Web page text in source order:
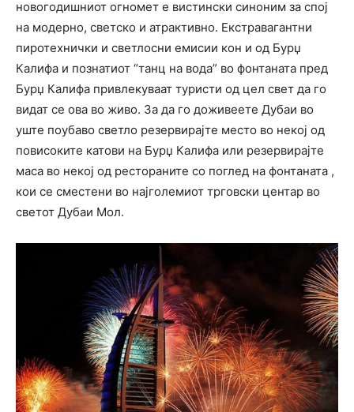
новогодишниот огномет е вистински синоним за спој
на модерно, светско и атрактивно. Екстравагантни
пиротехнички и светлосни емисии кон и од Бурџ
Калифа и познатиот “танц на вода” во фонтаната пред
Бурџ Калифа привлекуваат туристи од цел свет да го
видат се ова во живо. За да го доживеете Дубаи во
уште поубаво светло резервирајте место во некој од
повисоките катови на Бурџ Калифа или резервирајте
маса во некој од рестораните со поглед на фонтаната ,
кои се сместени во најголемиот трговски центар во
светот Дубаи Мол.